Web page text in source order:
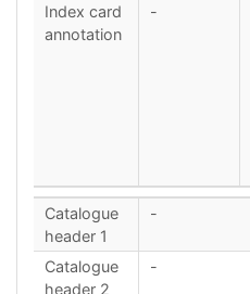
Index card
annotation
-
Catalogue
header 1
-
Catalogue
header 2
-